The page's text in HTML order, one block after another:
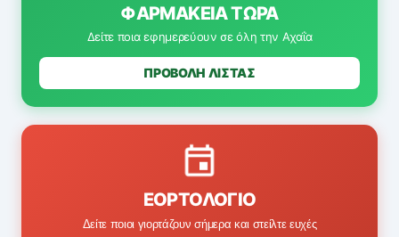
ΦΑΡΜΑΚΕΊΑ ΤΏΡΑ
Δείτε ποια εφημερεύουν σε όλη την Αχαΐα
ΠΡΟΒΟΛΗ ΛΙΣΤΑΣ
ΕΟΡΤΟΛΌΓΙΟ
Δείτε ποιοι γιορτάζουν σήμερα και στείλτε ευχές